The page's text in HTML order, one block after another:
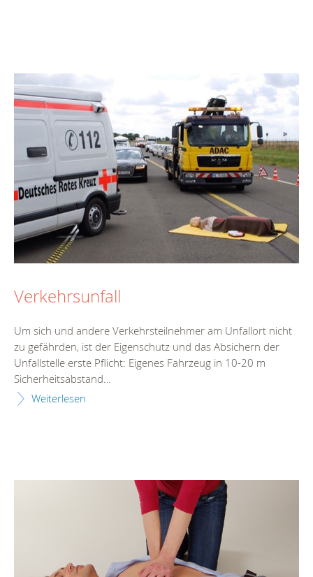
Verkehrsunfall
Um sich und andere Verkehrsteilnehmer am Unfallort nicht
zu gefährden, ist der Eigenschutz und das Absichern der
Unfallstelle erste Pflicht: Eigenes Fahrzeug in 10-20 m
Sicherheitsabstand…
Weiterlesen